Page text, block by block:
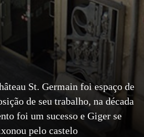
St. Germain foi espaço de
de seu trabalho, na década
foi um sucesso e Giger se
pelo castelo